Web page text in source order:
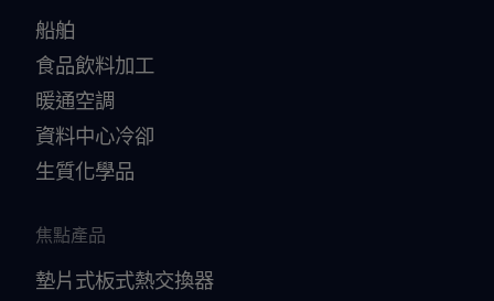
船舶
食品飲料加工
暖通空調
資料中心冷卻
生質化學品
焦點產品
墊片式板式熱交換器